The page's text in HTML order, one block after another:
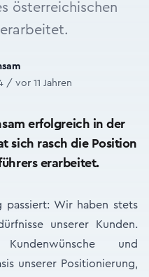
österreichischen
/ vor 11 Jahren
erfolgreich in der
sich rasch die Position
erarbeitet.
passiert: Wir haben stets
unserer Kunden.
und
unserer Positionierung,